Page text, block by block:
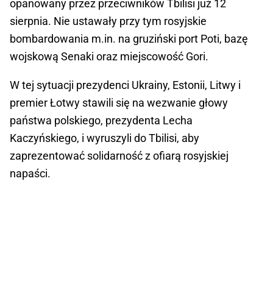
opanowany przez przeciwników Tbilisi już 12
sierpnia. Nie ustawały przy tym rosyjskie
bombardowania m.in. na gruziński port Poti, bazę
wojskową Senaki oraz miejscowość Gori.
W tej sytuacji prezydenci Ukrainy, Estonii, Litwy i
premier Łotwy stawili się na wezwanie głowy
państwa polskiego, prezydenta Lecha
Kaczyńskiego, i wyruszyli do Tbilisi, aby
zaprezentować solidarność z ofiarą rosyjskiej
napaści.